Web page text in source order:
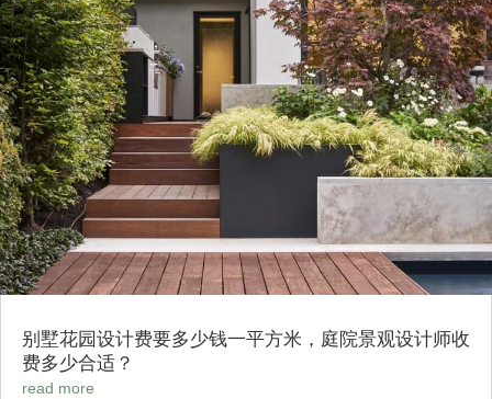
别墅花园设计费要多少钱一平方米，庭院景观设计师收
费多少合适？
read more